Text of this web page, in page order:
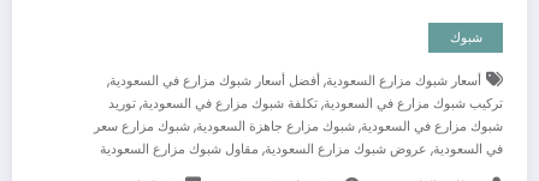
شبوك
أسعار شبوك مزارع السعودية, أفضل أسعار شبوك مزارع في السعودية,
تركيب شبوك مزارع في السعودية, تكلفة شبوك مزارع في السعودية, توريد
شبوك مزارع في السعودية, شبوك مزارع جاهزة السعودية, شبوك مزارع سعر
في السعودية, عروض شبوك مزارع السعودية, مقاول شبوك مزارع السعودية